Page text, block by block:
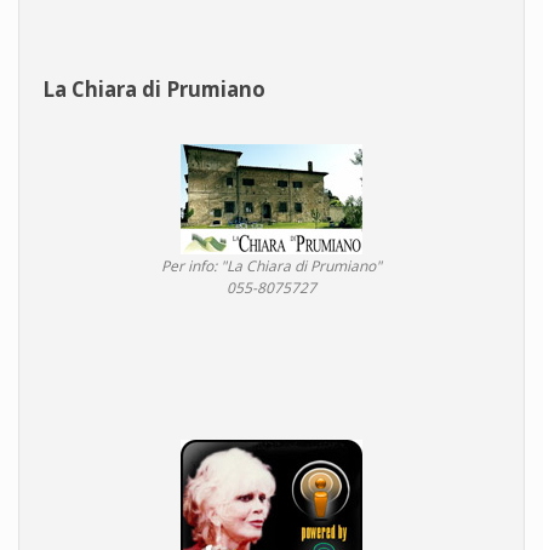
La Chiara di Prumiano
Per info: "La Chiara di Prumiano"
055-8075727